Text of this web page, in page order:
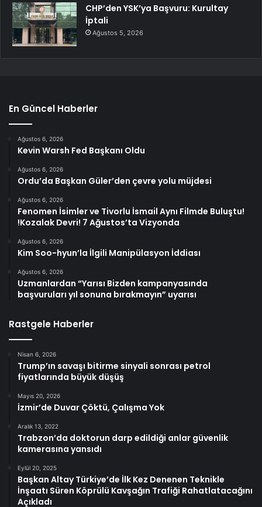
CHP’den YSK’ya Başvuru: Kurultay
İptali
Ağustos 5, 2026
En Güncel Haberler
Ağustos 6, 2026
Kevin Warsh Fed Başkanı Oldu
Ağustos 6, 2026
Ordu’da Başkan Güler’den çevre yolu müjdesi
Ağustos 6, 2026
Fenomen İsimler ve Tivorlu İsmail Aynı Filmde Buluştu!
!Kozalak Devri! 7 Ağustos’ta Vizyonda
Ağustos 6, 2026
Kim Soo-hyun’la İlgili Manipülasyon İddiası
Ağustos 6, 2026
Uzmanlardan “Yarısı Bizden kampanyasında
başvuruları yıl sonuna bırakmayın” uyarısı
Rastgele Haberler
Nisan 6, 2026
Trump’ın savaşı bitirme sinyali sonrası petrol
fiyatlarında büyük düşüş
Mayıs 20, 2026
İzmir’de Duvar Çöktü, Çalışma Yok
Aralık 13, 2022
Trabzon’da doktorun darp edildiği anlar güvenlik
kamerasına yansıdı
Eylül 20, 2025
Başkan Altay Türkiye’de İlk Kez Denenen Teknikle
İnşaatı Süren Köprülü Kavşağın Trafiği Rahatlatacağını
Açıkladı